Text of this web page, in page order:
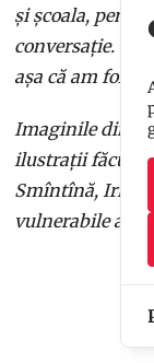
și școala,
conversație.
așa că am
Imaginile din
ilustrații făcute
Smîntînă, Irisz
vulnerabile ale